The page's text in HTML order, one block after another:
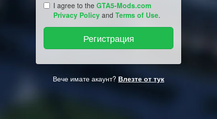
I agree to the GTA5-Mods.com
Privacy Policy and Terms of Use.
Вече имате акаунт? Влезте от тук